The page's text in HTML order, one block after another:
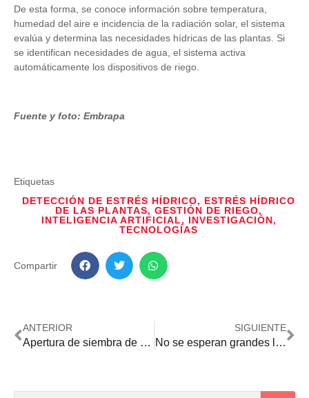
De esta forma, se conoce información sobre temperatura,
humedad del aire e incidencia de la radiación solar, el sistema
evalúa y determina las necesidades hídricas de las plantas. Si
se identifican necesidades de agua, el sistema activa
automáticamente los dispositivos de riego.
Fuente y foto: Embrapa
Etiquetas
DETECCIÓN DE ESTRÉS HÍDRICO, ESTRÉS HÍDRICO
DE LAS PLANTAS, GESTIÓN DE RIEGO,
INTELIGENCIA ARTIFICIAL, INVESTIGACIÓN,
TECNOLOGÍAS
Compartir
ANTERIOR
Apertura de siembra de soja: APS se alista para celebrar la nueva campaña y su aniversario
SIGUIENTE
No se esperan grandes lluvias para los últimos días de agosto